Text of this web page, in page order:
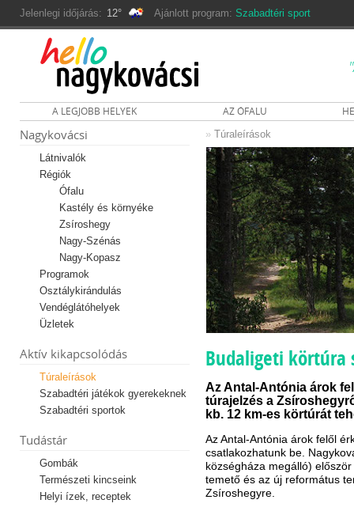
Jelenlegi időjárás: 12° Ajánlott program: Szabadtéri sport
A LEGJOBB HELYEK AZ ÓFALU
Nagykovácsi
Látnivalók
Régiók
Ófalu
Kastély és környéke
Zsíroshegy
Nagy-Szénás
Nagy-Kopasz
Programok
Osztálykirándulás
Vendéglátóhelyek
Üzletek
Aktív kikapcsolódás
Túraleírások
Szabadtéri játékok gyerekeknek
Szabadtéri sportok
Tudástár
Gombák
Természeti kincseink
Helyi ízek, receptek
» Túraleírások
Budaligeti körtúra
Az Antal-Antónia árok
túrajelzés a
kb. 12 km-es körtúrát
Az Antal-Antónia árok felől
csatlakozhatunk be.
községháza megálló)
temető és az új református
Zsíroshegyre.